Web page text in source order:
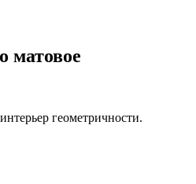
матовое
геометричности.